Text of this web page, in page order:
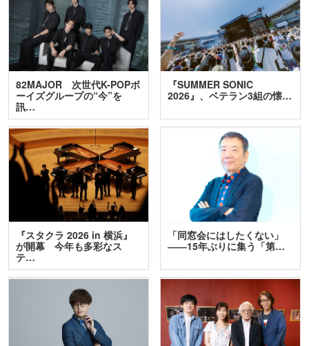
82MAJOR 次世代K-POPボ
ーイズグループの“今”を
訊…
『SUMMER SONIC
2026』、ベテラン3組の懐…
『スタクラ 2026 in 横浜』
が開幕 今年も多彩なス
テ…
「同窓会にはしたくない」
――15年ぶりに集う「第…